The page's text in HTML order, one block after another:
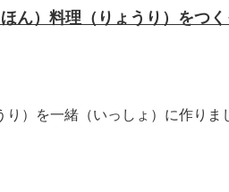
ん）料理（りょうり）をつく
）を一緒（いっしょ）に作りま